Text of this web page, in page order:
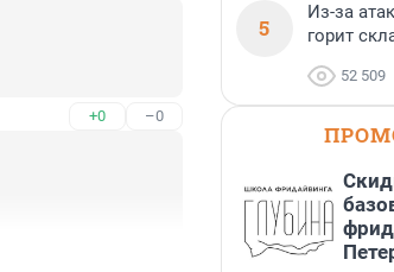
+0 –0
5
Из-за
горит
52 509